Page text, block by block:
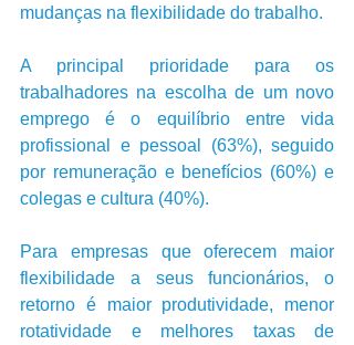
mudanças na flexibilidade do trabalho.
A principal prioridade para os
trabalhadores na escolha de um novo
emprego é o equilíbrio entre vida
profissional e pessoal (63%), seguido
por remuneração e benefícios (60%) e
colegas e cultura (40%).
Para empresas que oferecem maior
flexibilidade a seus funcionários, o
retorno é maior produtividade, menor
rotatividade e melhores taxas de